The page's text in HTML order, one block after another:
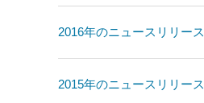
2016年のニュースリリース
2015年のニュースリリース